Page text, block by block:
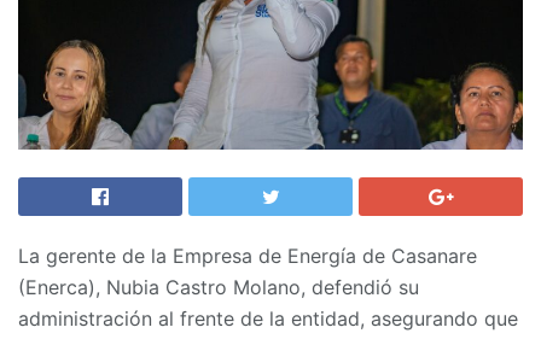
La gerente de la Empresa de Energía de Casanare
(Enerca), Nubia Castro Molano, defendió su
administración al frente de la entidad, asegurando que